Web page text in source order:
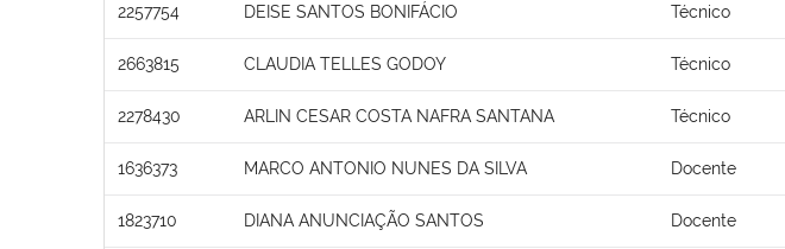
2257754 DEISE SANTOS BONIFÁCIO Técnico
2663815 CLAUDIA TELLES GODOY Técnico
2278430 ARLIN CESAR COSTA NAFRA SANTANA Técnico
1636373 MARCO ANTONIO NUNES DA SILVA Docente
1823710 DIANA ANUNCIAÇÃO SANTOS Docente